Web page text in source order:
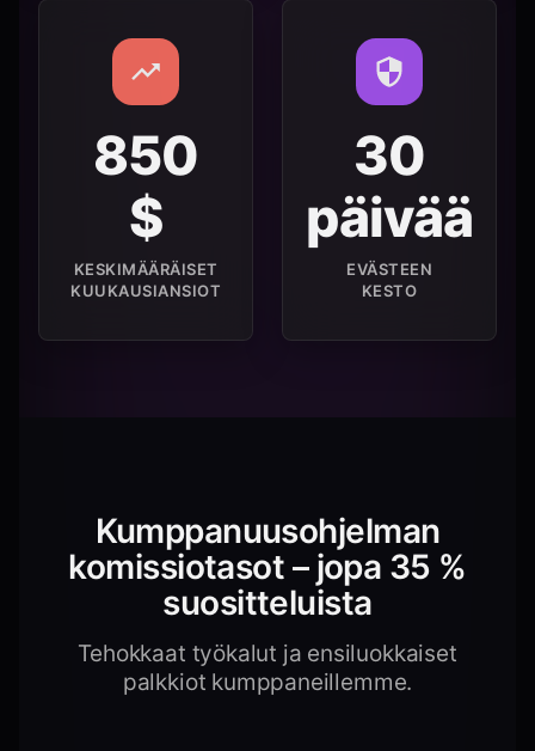
850
$
KESKIMÄÄRÄISET
KUUKAUSIANSIOT
30
päivää
EVÄSTEEN
KESTO
Kumppanuusohjelman
komissiotasot – jopa 35 %
suositteluista
Tehokkaat työkalut ja ensiluokkaiset
palkkiot kumppaneillemme.